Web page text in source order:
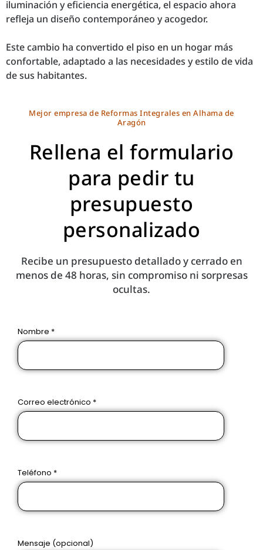
iluminación y eficiencia energética, el espacio ahora
refleja un diseño contemporáneo y acogedor.
Este cambio ha convertido el piso en un hogar más
confortable, adaptado a las necesidades y estilo de vida
de sus habitantes.
Mejor empresa de Reformas Integrales en Alhama de
Aragón
Rellena el formulario
para pedir tu
presupuesto
personalizado
Recibe un presupuesto detallado y cerrado en
menos de 48 horas, sin compromiso ni sorpresas
ocultas.
Nombre *
Correo electrónico *
Teléfono *
Mensaje (opcional)